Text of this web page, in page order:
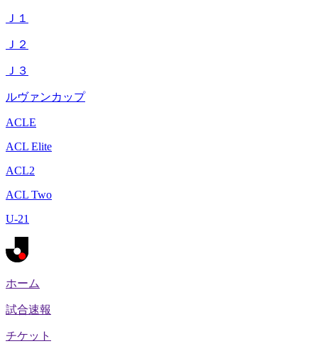
Ｊ１
Ｊ２
Ｊ３
ルヴァンカップ
ACLE
ACL Elite
ACL2
ACL Two
U-21
ホーム
試合速報
チケット